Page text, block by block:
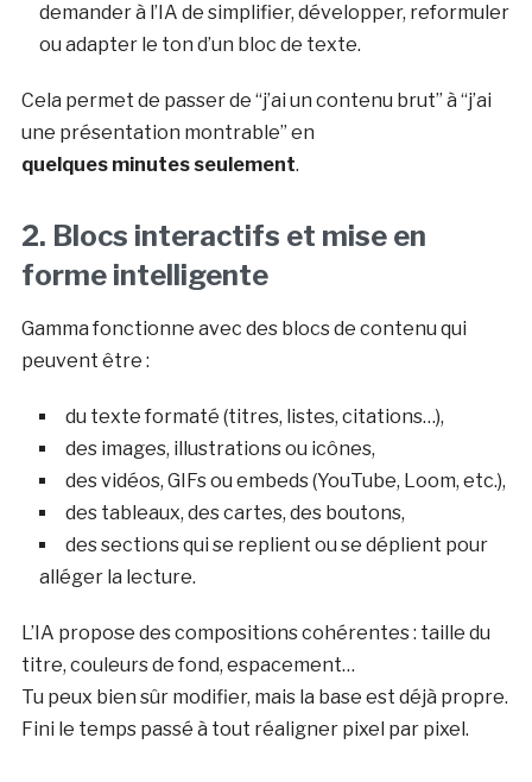
demander à l’IA de simplifier, développer, reformuler
ou adapter le ton d’un bloc de texte.
Cela permet de passer de “j’ai un contenu brut” à “j’ai
une présentation montrable” en
quelques minutes seulement.
2. Blocs interactifs et mise en
forme intelligente
Gamma fonctionne avec des blocs de contenu qui
peuvent être :
du texte formaté (titres, listes, citations…),
des images, illustrations ou icônes,
des vidéos, GIFs ou embeds (YouTube, Loom, etc.),
des tableaux, des cartes, des boutons,
des sections qui se replient ou se déplient pour
alléger la lecture.
L’IA propose des compositions cohérentes : taille du
titre, couleurs de fond, espacement…
Tu peux bien sûr modifier, mais la base est déjà propre.
Fini le temps passé à tout réaligner pixel par pixel.